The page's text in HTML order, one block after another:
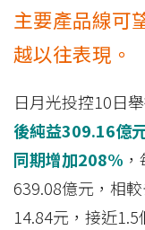
主要產品線可
越以往表現。
日月光投控10日
後純益309.16億
同期增加208%
639.08億元，相
14.84元，接近1.5